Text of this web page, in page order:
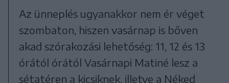
Az ünneplés ugyanakkor nem ér véget
szombaton, hiszen vasárnap is bőven
akad szórakozási lehetőség: 11, 12 és 13
órától órától Vasárnapi Matiné lesz a
sétatéren a kicsiknek, illetve a Néked